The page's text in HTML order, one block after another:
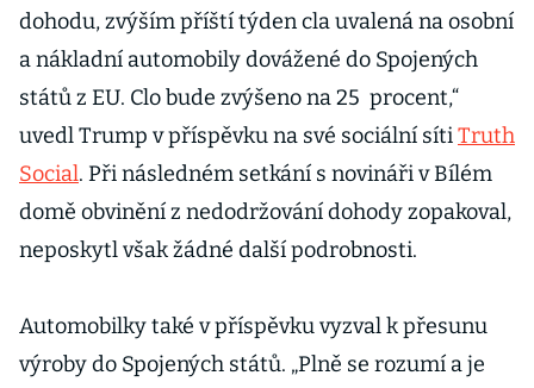
dohodu, zvýším příští týden cla uvalená na osobní
a nákladní automobily dovážené do Spojených
států z EU. Clo bude zvýšeno na 25 procent,“
uvedl Trump v příspěvku na své sociální sítiTruth
Social. Při následném setkání s novináři v Bílém
domě obvinění z nedodržování dohody zopakoval,
neposkytl však žádné další podrobnosti.
Automobilky také v příspěvku vyzval k přesunu
výroby do Spojených států. „Plně se rozumí a je